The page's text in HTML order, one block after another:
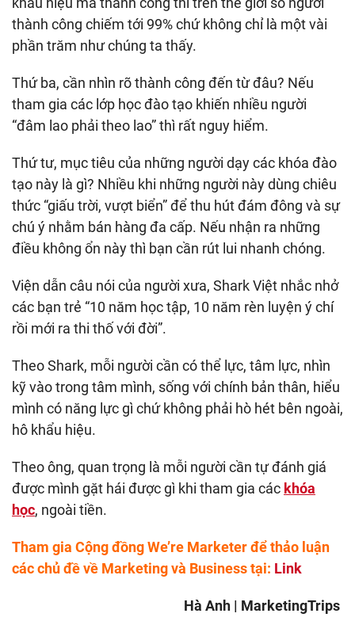
thành công chiếm tới 99% chứ không chỉ là một vài
phần trăm như chúng ta thấy.
Thứ ba, cần nhìn rõ thành công đến từ đâu? Nếu
tham gia các lớp học đào tạo khiến nhiều người
“đâm lao phải theo lao” thì rất nguy hiểm.
Thứ tư, mục tiêu của những người dạy các khóa đào
tạo này là gì? Nhiều khi những người này dùng chiêu
thức “giấu trời, vượt biển” để thu hút đám đông và sự
chú ý nhằm bán hàng đa cấp. Nếu nhận ra những
điều không ổn này thì bạn cần rút lui nhanh chóng.
Viện dẫn câu nói của người xưa, Shark Việt nhắc nhở
các bạn trẻ “10 năm học tập, 10 năm rèn luyện ý chí
rồi mới ra thi thố với đời”.
Theo Shark, mỗi người cần có thể lực, tâm lực, nhìn
kỹ vào trong tâm mình, sống với chính bản thân, hiểu
mình có năng lực gì chứ không phải hò hét bên ngoài,
hô khẩu hiệu.
Theo ông, quan trọng là mỗi người cần tự đánh giá
được mình gặt hái được gì khi tham gia các khóa
học, ngoài tiền.
Tham gia Cộng đồng We’re Marketer để thảo luận
các chủ đề về Marketing và Business tại: Link
Hà Anh | MarketingTrips